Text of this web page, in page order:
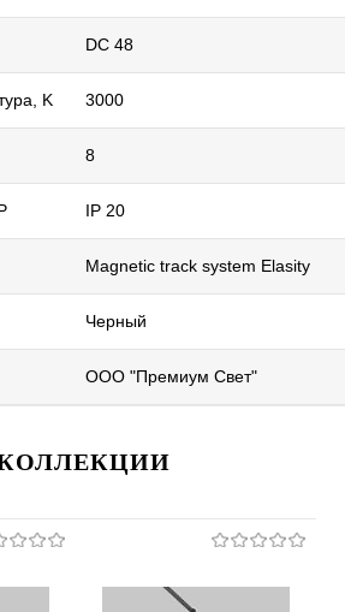
DC 48
K 3000
8
IP 20
Magnetic track system Elasity
Черный
ООО "Премиум Свет"